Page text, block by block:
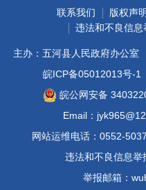
联系我们 版权声
违法和不良信息
主办：五河县人民政府办公室
皖ICP备05012013号-1
皖公网安备
Email：
网站运维电话：0552-
违法和不良信息举
举报邮箱：